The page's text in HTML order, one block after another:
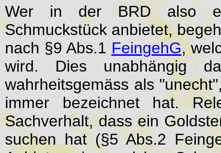
Wer in der BRD also
Schmuckstück anbietet,
nach §9 Abs.1 FeingehG,
wird. Dies unabhängig
wahrheitsgemäss als
immer bezeichnet hat.
Sachverhalt, dass ein
suchen hat (§5 Abs.2